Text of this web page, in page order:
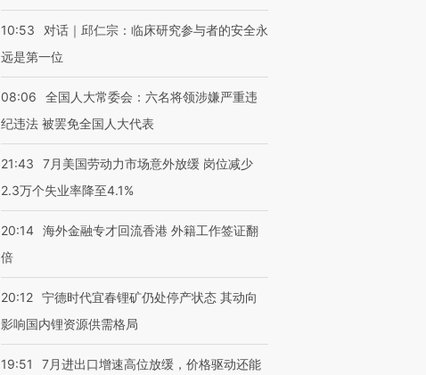
10:53
对话｜邱仁宗：临床研究参与者的安全永
远是第一位
08:06
全国人大常委会：六名将领涉嫌严重违
纪违法 被罢免全国人大代表
21:43
7月美国劳动力市场意外放缓 岗位减少
2.3万个失业率降至4.1%
20:14 海外金融专才回流香港 外籍工作签证翻
倍
20:12 宁德时代宜春锂矿仍处停产状态 其动向
影响国内锂资源供需格局
19:51
7月进出口增速高位放缓，价格驱动还能